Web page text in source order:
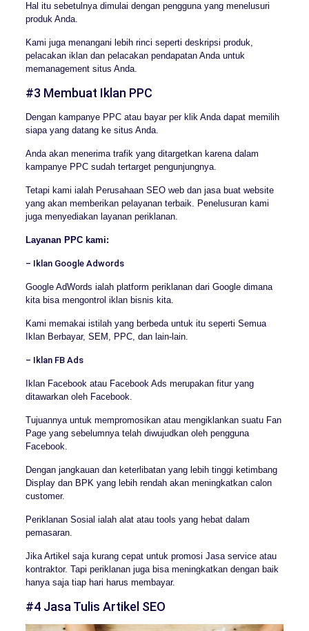
Hal itu sebetulnya dimulai dengan pengguna yang menelusuri
produk Anda.
Kami juga menangani lebih rinci seperti deskripsi produk,
pelacakan iklan dan pelacakan pendapatan Anda untuk
memanagement situs Anda.
#3 Membuat Iklan PPC
Dengan kampanye PPC atau bayar per klik Anda dapat memilih
siapa yang datang ke situs Anda.
Anda akan menerima trafik yang ditargetkan karena dalam
kampanye PPC sudah tertarget pengunjungnya.
Tetapi kami ialah Perusahaan SEO web dan jasa buat website
yang akan memberikan pelayanan terbaik. Penelusuran kami
juga menyediakan layanan periklanan.
Layanan PPC kami:
– Iklan Google Adwords
Google AdWords ialah platform periklanan dari Google dimana
kita bisa mengontrol iklan bisnis kita.
Kami memakai istilah yang berbeda untuk itu seperti Semua
Iklan Berbayar, SEM, PPC, dan lain-lain.
– Iklan FB Ads
Iklan Facebook atau Facebook Ads merupakan fitur yang
ditawarkan oleh Facebook.
Tujuannya untuk mempromosikan atau mengiklankan suatu Fan
Page yang sebelumnya telah diwujudkan oleh pengguna
Facebook.
Dengan jangkauan dan keterlibatan yang lebih tinggi ketimbang
Display dan BPK yang lebih rendah akan meningkatkan calon
customer.
Periklanan Sosial ialah alat atau tools yang hebat dalam
pemasaran.
Jika Artikel saja kurang cepat untuk promosi Jasa service atau
kontraktor. Tapi periklanan juga bisa meningkatkan dengan baik
hanya saja tiap hari harus membayar.
#4 Jasa Tulis Artikel SEO